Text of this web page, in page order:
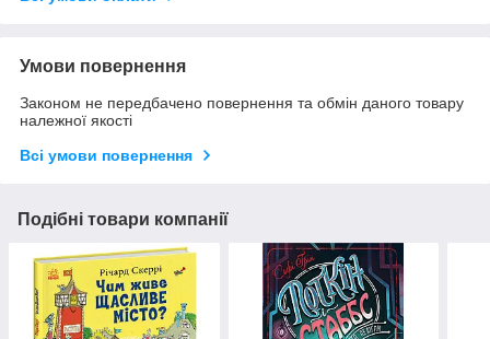
Умови повернення
Законом не передбачено повернення та обмін даного товару
належної якості
Всі умови повернення
Подібні товари компанії